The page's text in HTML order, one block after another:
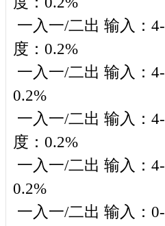
一入一/二出 输入：
度：0.2%
一入一/二出 输入：
0.2%
一入一/二出 输入：
度：0.2%
一入一/二出 输入：
0.2%
一入一/二出 输入：